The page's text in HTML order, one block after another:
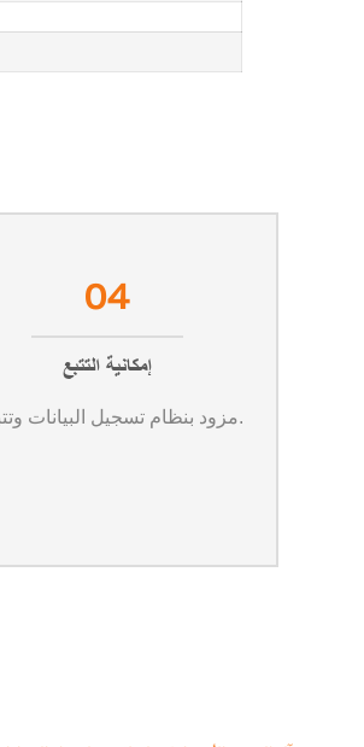
04
إمكانية التتبع
مزود بنظام تسجيل البيانات وتتبعها.